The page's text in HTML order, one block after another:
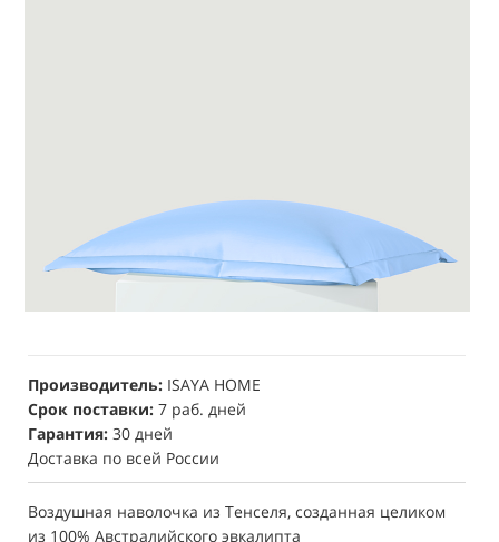
Производитель: ISAYA HOME
Срок поставки: 7 раб. дней
Гарантия: 30 дней
Доставка по всей России
Воздушная наволочка из Тенселя, созданная целиком
из 100% Австралийского эвкалипта